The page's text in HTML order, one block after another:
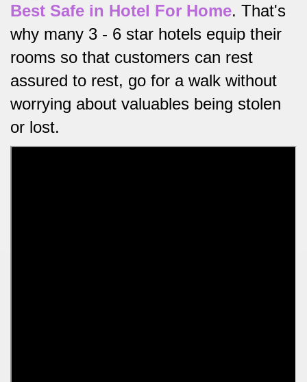
Best Safe in Hotel For Home. That's
why many 3 - 6 star hotels equip their
rooms so that customers can rest
assured to rest, go for a walk without
worrying about valuables being stolen
or lost.